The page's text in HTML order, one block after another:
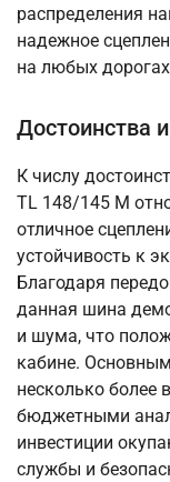
распределения
надежное
на любых
Достоинства
К числу
TL 148/145 M
отличное
устойчивость к
Благодаря
данная шина
и шума, что
кабине.
несколько более
бюджетными
инвестиции
службы и